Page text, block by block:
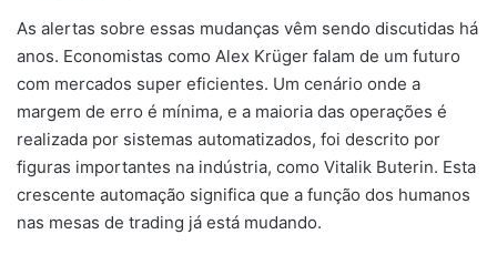
As alertas sobre essas mudanças vêm sendo discutidas há
anos. Economistas como Alex Krüger falam de um futuro
com mercados super eficientes. Um cenário onde a
margem de erro é mínima, e a maioria das operações é
realizada por sistemas automatizados, foi descrito por
figuras importantes na indústria, como Vitalik Buterin. Esta
crescente automação significa que a função dos humanos
nas mesas de trading já está mudando.